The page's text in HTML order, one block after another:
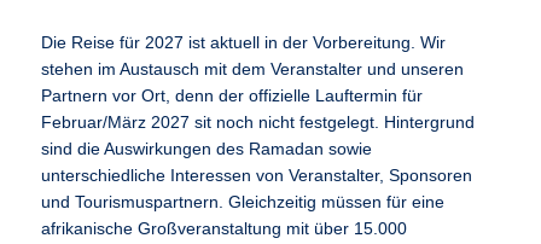
Die Reise für 2027 ist aktuell in der Vorbereitung. Wir
stehen im Austausch mit dem Veranstalter und unseren
Partnern vor Ort, denn der offizielle Lauftermin für
Februar/März 2027 sit noch nicht festgelegt. Hintergrund
sind die Auswirkungen des Ramadan sowie
unterschiedliche Interessen von Veranstalter, Sponsoren
und Tourismuspartnern. Gleichzeitig müssen für eine
afrikanische Großveranstaltung mit über 15.000